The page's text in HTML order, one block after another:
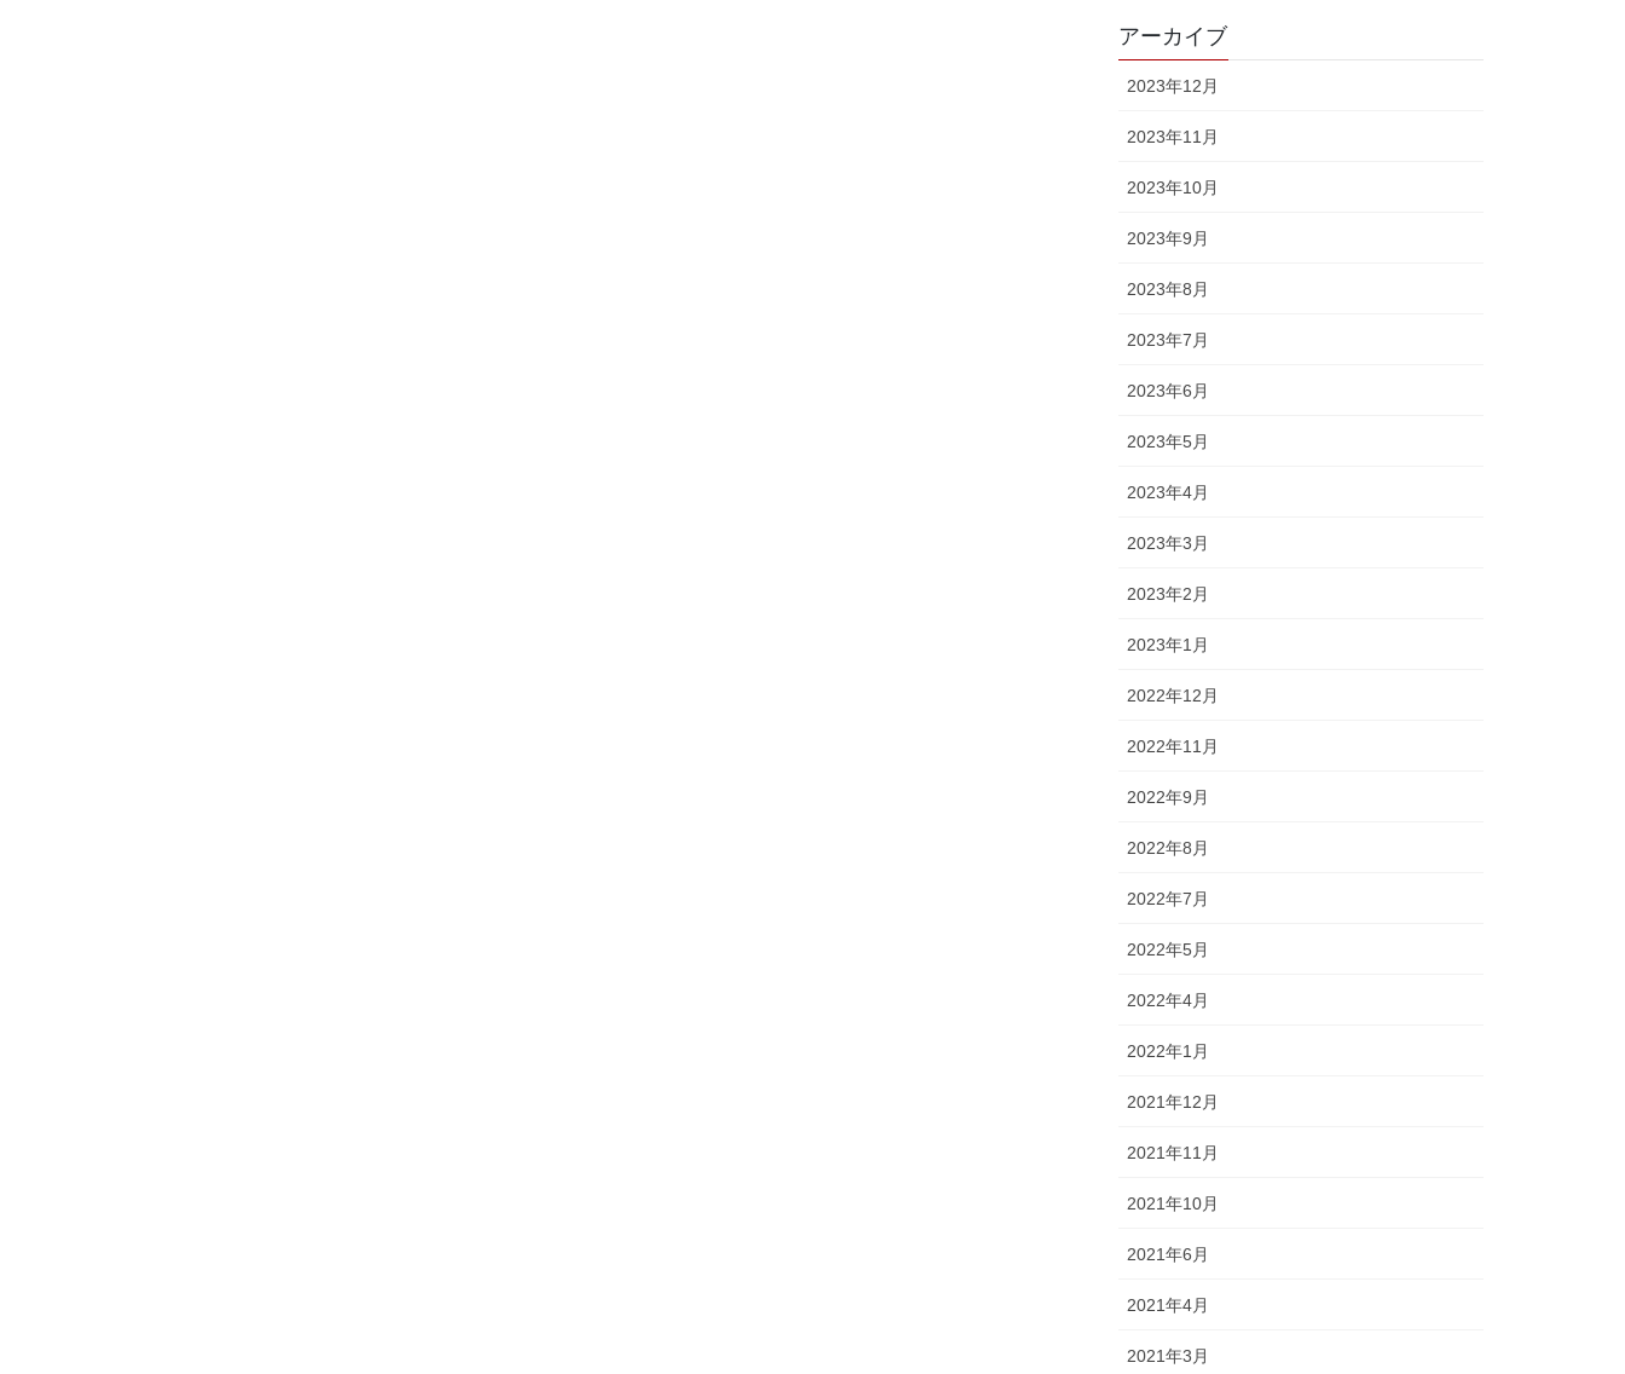
アーカイブ
2023年12月
2023年11月
2023年10月
2023年9月
2023年8月
2023年7月
2023年6月
2023年5月
2023年4月
2023年3月
2023年2月
2023年1月
2022年12月
2022年11月
2022年9月
2022年8月
2022年7月
2022年5月
2022年4月
2022年1月
2021年12月
2021年11月
2021年10月
2021年6月
2021年4月
2021年3月